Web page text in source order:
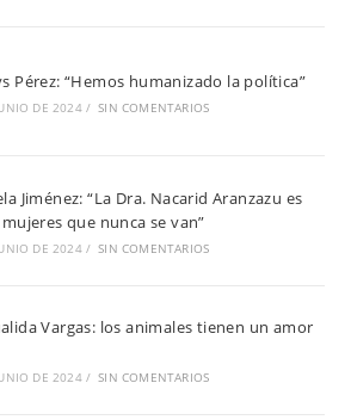
Pérez: “Hemos humanizado la política”
DE 2024 / SIN COMENTARIOS
Jiménez: “La Dra. Nacarid Aranzazu es
que nunca se van”
DE 2024 / SIN COMENTARIOS
Vargas: los animales tienen un amor
DE 2024 / SIN COMENTARIOS